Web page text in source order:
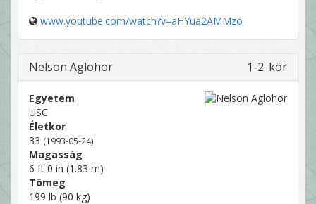
www.youtube.com/watch?v=aHYua2AMMzo
Nelson Aglohor 1-2. kör
Egyetem
USC
Életkor
33 (1993-05-24)
Magasság
6 ft 0 in (1.83 m)
Tömeg
199 lb (90 kg)